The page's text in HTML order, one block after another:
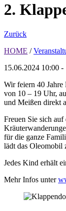
2.
Zurück
HOME /
15.06.2024 10:00 -
Wir feiern 40
von 10 – 19 Uhr,
und Meißen direkt
Freuen Sie sich
für die ganze
lädt das Oleomobil
Jedes Kind erhält
Mehr Infos unter